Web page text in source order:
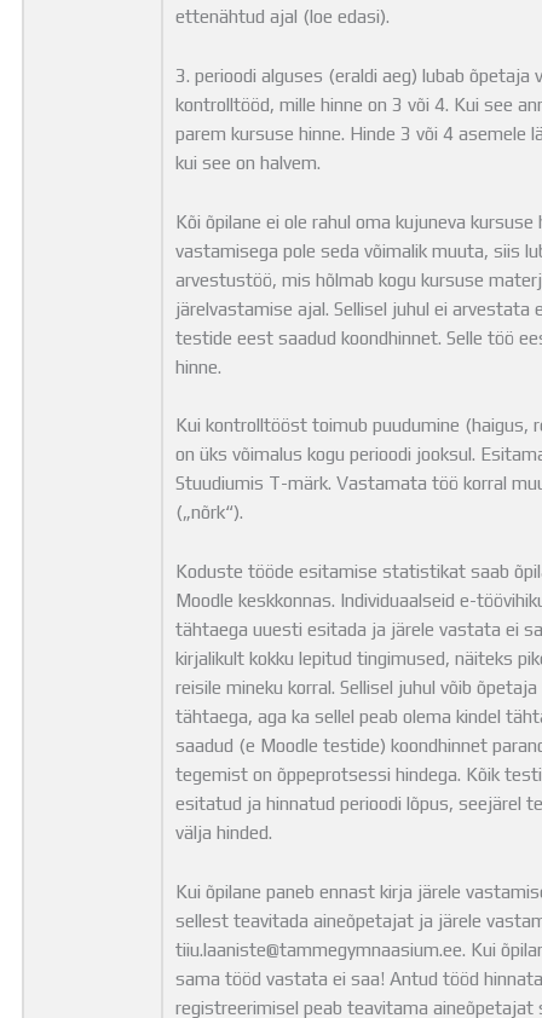
ettenähtud ajal (loe edasi).
3. perioodi alguses (eraldi aeg) lubab
kontrolltööd, mille hinne on 3 või 4. Kui see
parem kursuse hinne. Hinde 3 või 4 asemele
kui see on halvem.
Kõi õpilane ei ole rahul oma kujuneva kursuse
vastamisega pole seda võimalik muuta, siis
arvestustöö, mis hõlmab kogu kursuse
järelvastamise ajal. Sellisel juhul ei arvestata
testide eest saadud koondhinnet. Selle töö
hinne.
Kui kontrolltööst toimub puudumine (haigus,
on üks võimalus kogu perioodi jooksul.
Stuudiumis T-märk. Vastamata töö korral
(„nõrk“).
Koduste tööde esitamise statistikat saab
Moodle keskkonnas. Individuaalseid e-
tähtaega uuesti esitada ja järele vastata ei
kirjalikult kokku lepitud tingimused, näiteks
reisile mineku korral. Sellisel juhul võib
tähtaega, aga ka sellel peab olema kindel
saadud (e Moodle testide) koondhinnet
tegemist on õppeprotsessi hindega. Kõik
esitatud ja hinnatud perioodi lõpus, seejärel
välja hinded.
Kui õpilane paneb ennast kirja järele
sellest teavitada aineõpetajat ja järele
tiiu.laaniste@tammegymnaasium.ee. Kui
sama tööd vastata ei saa! Antud tööd
registreerimisel peab teavitama aineõpetajat